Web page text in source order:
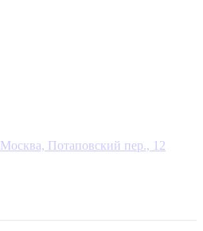
Москва, Потаповский пер., 12